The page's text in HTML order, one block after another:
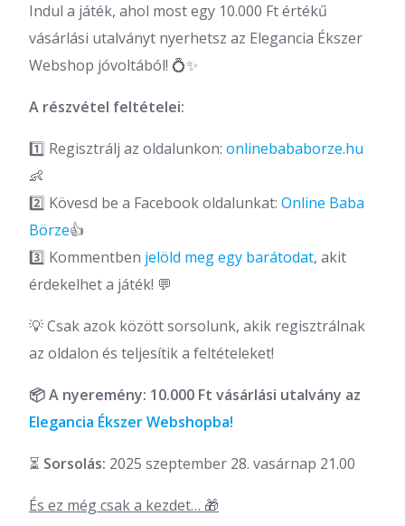
Indul a játék, ahol most egy 10.000 Ft értékű
vásárlási utalványt nyerhetsz az Elegancia Ékszer
Webshop jóvoltából! 💍✨
A részvétel feltételei:
1️⃣ Regisztrálj az oldalunkon: onlinebababorze.hu
👶
2️⃣ Kövesd be a Facebook oldalunkat: Online Baba
Börze👍
3️⃣ Kommentben jelöld meg egy barátodat, akit
érdekelhet a játék! 💬
💡 Csak azok között sorsolunk, akik regisztrálnak
az oldalon és teljesítik a feltételeket!
📦 A nyeremény: 10.000 Ft vásárlási utalvány az
Elegancia Ékszer Webshopba!
⏳ Sorsolás: 2025 szeptember 28. vasárnap 21.00
És ez még csak a kezdet… 🎁